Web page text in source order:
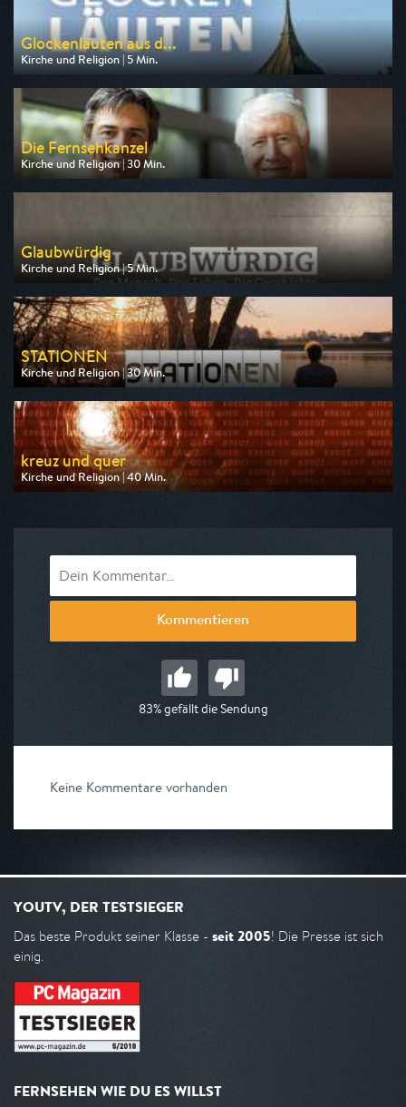
Glockenläuten aus d...
Kirche und Religion | 5 Min.
Ausgestrahlt von BR
am 08.08.2026, 11:55
Die Fernsehkanzel
Kirche und Religion | 30 Min.
Ausgestrahlt von RTLZWEI
am 09.08.2026, 07:30
Glaubwürdig
Kirche und Religion | 5 Min.
Ausgestrahlt von MDR
am 08.08.2026, 18:45
STATIONEN
Kirche und Religion | 30 Min.
Ausgestrahlt von ARD alpha
am 07.08.2026, 14:45
kreuz und quer
Kirche und Religion | 40 Min.
Ausgestrahlt von ARD alpha
Kommentieren
83% gefällt die Sendung
Keine Kommentare vorhanden
YOUTV, DER TESTSIEGER
Das beste Produkt seiner Klasse - seit 2005! Die Presse ist sich
einig.
FERNSEHEN WIE DU ES WILLST